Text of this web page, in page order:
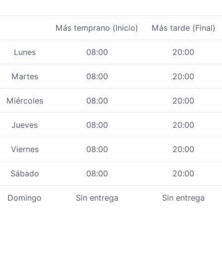
Más temprano (Inicio) Más tarde (Final)
Lunes 08:00 20:00
Martes 08:00 20:00
Miércoles 08:00 20:00
Jueves 08:00 20:00
Viernes 08:00 20:00
Sábado 08:00 20:00
Domingo Sin entrega Sin entrega